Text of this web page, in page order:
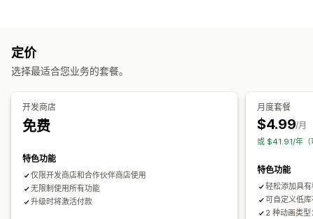
库存不足提醒
分析和报告
客户需求
定价
选择最适合您业务的套餐。
开发商店
免费
特色功能
仅限开发商店和合作伙伴商店使用
无限制使用所有功能
升级时将激活付款
月度套餐
$4.99/月
或 $41.91/年（
特色功能
轻松添加具
可自定义低
2 种动画类